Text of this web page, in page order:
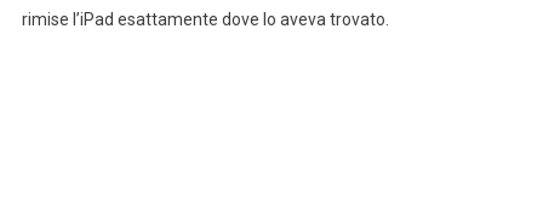
rimise l’iPad esattamente dove lo aveva trovato.